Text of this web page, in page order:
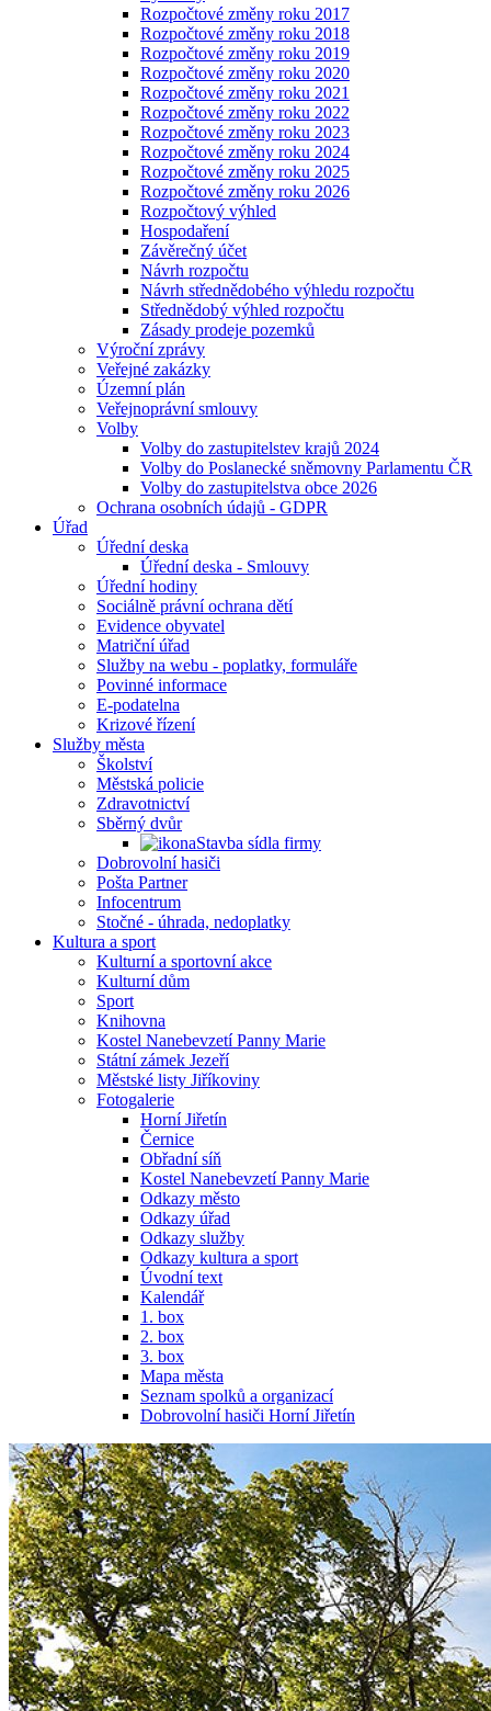
Rozpočtové změny roku 2017
Rozpočtové změny roku 2018
Rozpočtové změny roku 2019
Rozpočtové změny roku 2020
Rozpočtové změny roku 2021
Rozpočtové změny roku 2022
Rozpočtové změny roku 2023
Rozpočtové změny roku 2024
Rozpočtové změny roku 2025
Rozpočtové změny roku 2026
Rozpočtový výhled
Hospodaření
Závěrečný účet
Návrh rozpočtu
Návrh střednědobého výhledu rozpočtu
Střednědobý výhled rozpočtu
Zásady prodeje pozemků
Výroční zprávy
Veřejné zakázky
Územní plán
Veřejnoprávní smlouvy
Volby
Volby do zastupitelstev krajů 2024
Volby do Poslanecké sněmovny Parlamentu ČR
Volby do zastupitelstva obce 2026
Ochrana osobních údajů - GDPR
Úřad
Úřední deska
Úřední deska - Smlouvy
Úřední hodiny
Sociálně právní ochrana dětí
Evidence obyvatel
Matriční úřad
Služby na webu - poplatky, formuláře
Povinné informace
E-podatelna
Krizové řízení
Služby města
Školství
Městská policie
Zdravotnictví
Sběrný dvůr
Stavba sídla firmy
Dobrovolní hasiči
Pošta Partner
Infocentrum
Stočné - úhrada, nedoplatky
Kultura a sport
Kulturní a sportovní akce
Kulturní dům
Sport
Knihovna
Kostel Nanebevzetí Panny Marie
Státní zámek Jezeří
Městské listy Jiříkoviny
Fotogalerie
Horní Jiřetín
Černice
Obřadní síň
Kostel Nanebevzetí Panny Marie
Odkazy město
Odkazy úřad
Odkazy služby
Odkazy kultura a sport
Úvodní text
Kalendář
1. box
2. box
3. box
Mapa města
Seznam spolků a organizací
Dobrovolní hasiči Horní Jiřetín